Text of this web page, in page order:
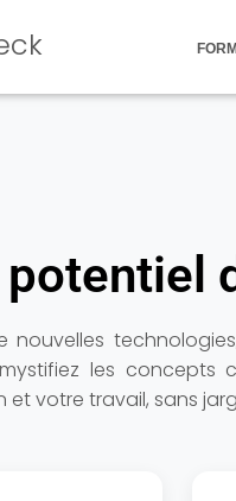
nouvelles
les
votre travail, sans